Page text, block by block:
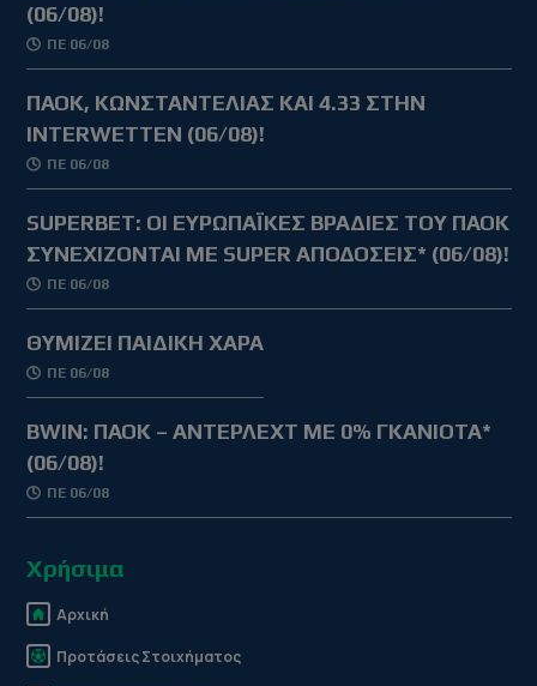
(06/08)!
ΠΕ 06/08
ΠΑΟΚ, ΚΩΝΣΤΑΝΤΕΛΙΑΣ ΚΑΙ 4.33 ΣΤΗΝ
INTERWETTEN (06/08)!
ΠΕ 06/08
SUPERBET: ΟΙ ΕΥΡΩΠΑΪΚΕΣ ΒΡΑΔΙΕΣ ΤΟΥ ΠΑΟΚ
ΣΥΝΕΧΙΖΟΝΤΑΙ ΜΕ SUPER ΑΠΟΔΟΣΕΙΣ* (06/08)!
ΠΕ 06/08
ΘΥΜΙΖΕΙ ΠΑΙΔΙΚΗ ΧΑΡΑ
ΠΕ 06/08
BWIN: ΠΑΟΚ – ΑΝΤΕΡΛΕΧΤ ΜΕ 0% ΓΚΑΝΙΟΤΑ*
(06/08)!
ΠΕ 06/08
Χρήσιμα
Αρχική
Προτάσεις Στοιχήματος